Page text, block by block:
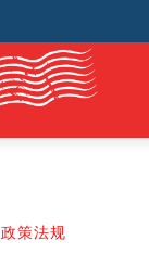
政策法规